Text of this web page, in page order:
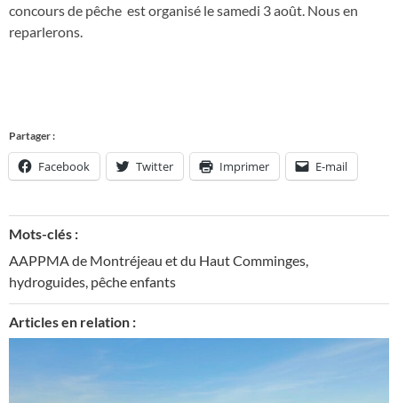
concours de pêche est organisé le samedi 3 août. Nous en
reparlerons.
Partager :
Facebook Twitter Imprimer E-mail
Mots-clés :
AAPPMA de Montréjeau et du Haut Comminges,
hydroguides, pêche enfants
Articles en relation :